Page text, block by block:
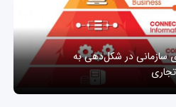
سازمانی در شکل‌دهی به